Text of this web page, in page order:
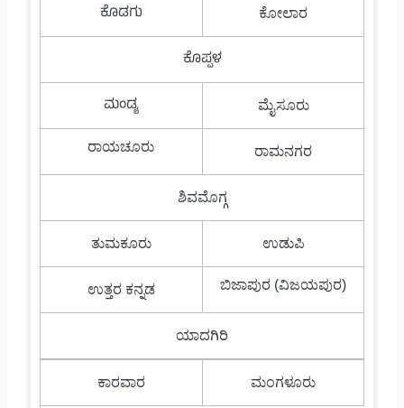
ಕೊಡಗು ಕೋಲಾರ
ಕೊಪ್ಪಳ
ಮಂಡ್ಯ
ಮೈಸೂರು
ರಾಯಚೂರು ರಾಮನಗರ
ಶಿವಮೊಗ್ಗ
ತುಮಕೂರು ಉಡುಪಿ
ಉತ್ತರ ಕನ್ನಡ ಬಿಜಾಪುರ (ವಿಜಯಪುರ)
ಯಾದಗಿರಿ
ಕಾರವಾರ ಮಂಗಳೂರು